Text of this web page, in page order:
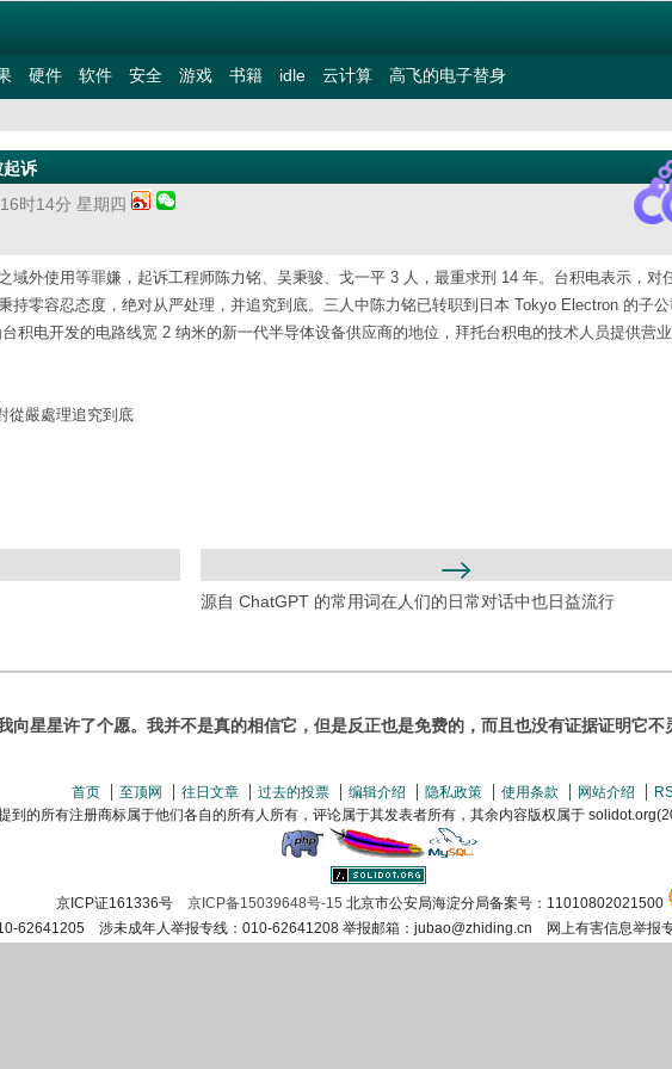
硬件 软件 安全 游戏 书籍 idle 云计算 高飞的电子替身
诉
时14分 星期四
域外使用等罪嫌，起诉工程师陈力铭、吴秉骏、戈一平 3 人，最重求刑 14 年。台积电表示，对
零容忍态度，绝对从严处理，并追究到底。三人中陈力铭已转职到日本 Tokyo Electron 的子公
积电开发的电路线宽 2 纳米的新一代半导体设备供应商的地位，拜托台积电的技术人员提供营
從嚴處理追究到底
源自 ChatGPT 的常用词在人们的日常对话中也日益流行
向星星许了个愿。我并不是真的相信它，但是反正也是免费的，而且也没有证据证明它不
首页 至顶网 往日文章 过去的投票 编辑介绍 隐私政策 使用条款 网站介绍
到的所有注册商标属于他们各自的所有人所有，评论属于其发表者所有，其余内容版权属于
京ICP证161336号 京ICP备15039648号-15 北京市公安局海淀分局备案号：11010802021500
62641205 涉未成年人举报专线：010-62641208 举报邮箱：jubao@zhiding.cn 网上有害信息举报专